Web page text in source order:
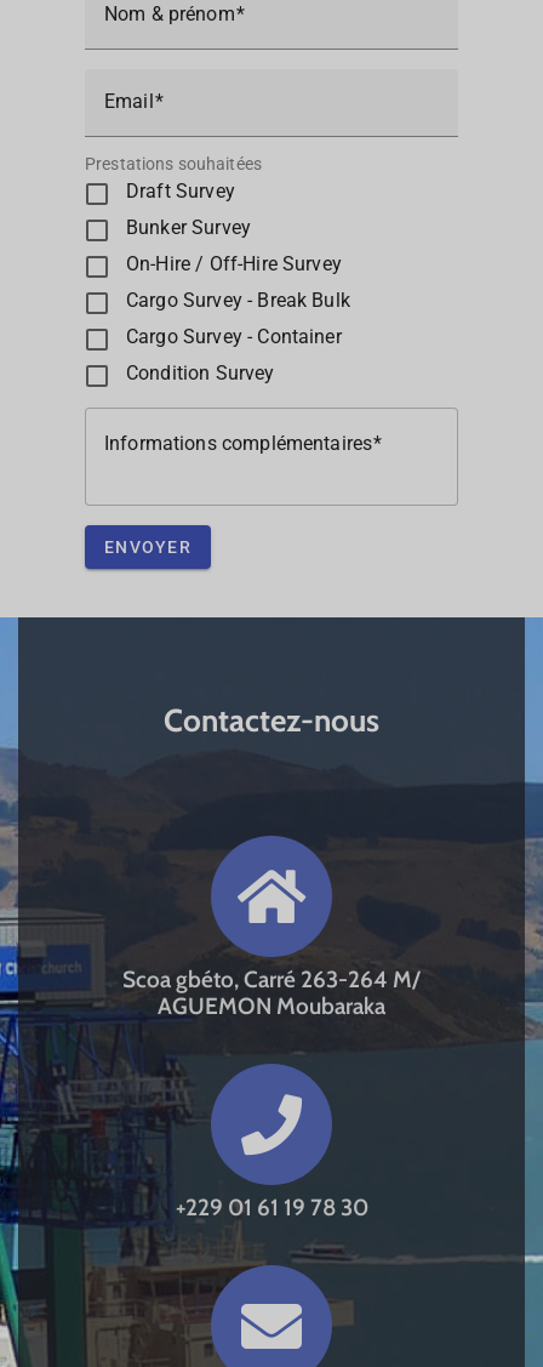
Nom & prénom
Email
Prestations souhaitées
Draft Survey
Bunker Survey
On-Hire / Off-Hire Survey
Cargo Survey - Break Bulk
Cargo Survey - Container
Condition Survey
Informations complémentaires
ENVOYER
Contactez-nous
Scoa gbéto, Carré 263-264 M/
AGUEMON Moubaraka
+229 01 61 19 78 30